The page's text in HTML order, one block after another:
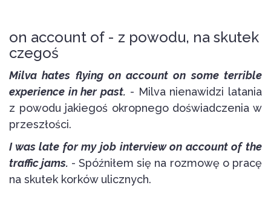
on account of - z powodu, na skutek
czegoś
Milva hates flying on account on some terrible
experience in her past. - Milva nienawidzi latania
z powodu jakiegoś okropnego doświadczenia w
przeszłości.
I was late for my job interview on account of the
traffic jams. - Spóźniłem się na rozmowę o pracę
na skutek korków ulicznych.